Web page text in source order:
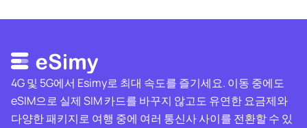
4G 및 5G에서 Esimy로 최대 속도를 즐기세요. 이동 중에도
eSIM으로 실제 SIM 카드를 바꾸지 않고도 유연한 요금제와
다양한 패키지로 여행 중에 여러 통신사 사이를 전환할 수 있